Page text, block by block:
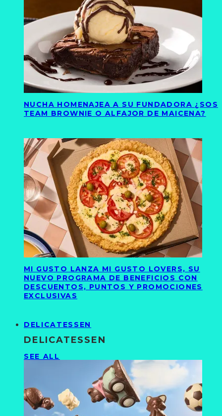
NUCHA HOMENAJEA A SU FUNDADORA ¿SOS
TEAM BROWNIE O ALFAJOR DE MAICENA?
MI GUSTO LANZA MI GUSTO LOVERS, SU
NUEVO PROGRAMA DE BENEFICIOS CON
DESCUENTOS, PUNTOS Y PROMOCIONES
EXCLUSIVAS
DELICATESSEN
DELICATESSEN
SEE ALL